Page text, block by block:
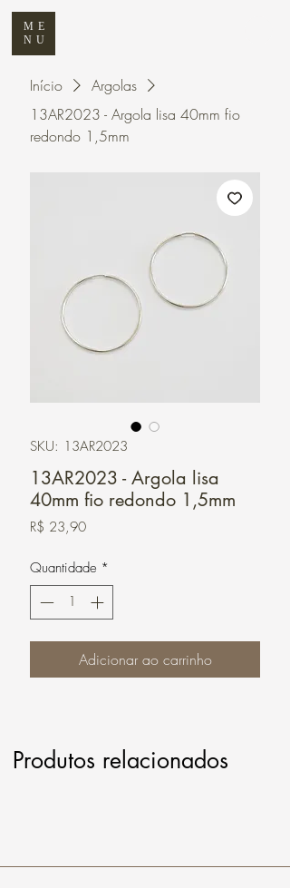
ME
NU
Início
Argolas
13AR2023 - Argola lisa 40mm fio
redondo 1,5mm
SKU: 13AR2023
13AR2023 - Argola lisa
40mm fio redondo 1,5mm
R$ 23,90Preço
Quantidade *
Adicionar ao carrinho
Produtos relacionados